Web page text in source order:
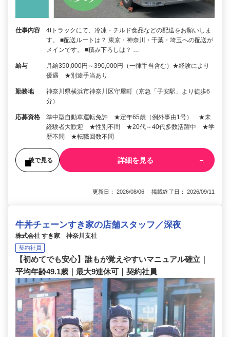
仕事内容
4tトラックにて、冷凍・チルド食品などの配送をお願いしま
す。 ■配送ルートは？ 東京・神奈川・千葉・埼玉への配送が
メインです。 ■積み下ろしは？ …
給与
月給350,000円～390,000円（一律手当含む）★経験により
優遇 ★別途手当あり
勤務地
神奈川県横浜市神奈川区守屋町（京急「子安駅」より徒歩6
分）
応募資格
準中型自動車運転免許 ★定年65歳（例外事由1号） ★未
経験者大歓迎 ★性別不問 ★20代～40代多数活躍中 ★学
歴不問 ★転職回数不問
後で見る 詳細を見る
更新日： 2026/08/06 掲載終了日： 2026/09/11
牛丼チェーンすき家の店舗スタッフ／深夜
株式会社 すき家 神奈川支社
契約社員
【初めてでも安心】誰もが覚えやすいマニュアル確立｜
平均年齢49.1歳｜最大9連休可｜契約社員